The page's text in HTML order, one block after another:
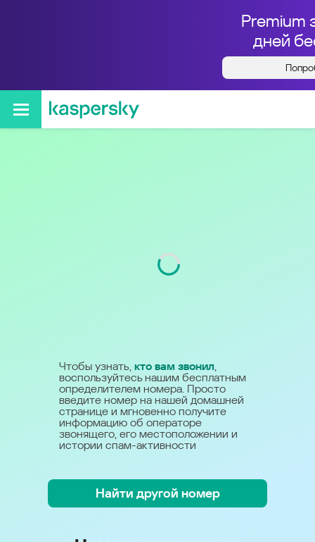
Premium
дней
Кто звонил с номера
+78612606412
Чтобы узнать, кто вам звонил,
воспользуйтесь нашим бесплатным
определителем номера. Просто
введите номер на нашей домашней
странице и мгновенно получите
информацию об операторе
звонящего, его местоположении и
истории спам-активности
Найти другой номер